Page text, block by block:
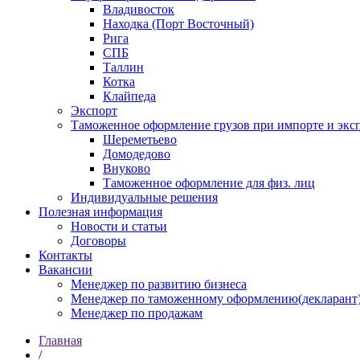
Владивосток
Находка (Порт Восточный)
Рига
СПБ
Таллин
Котка
Клайпеда
Экспорт
Таможенное оформление грузов при импорте и
Шереметьево
Домодедово
Внуково
Таможенное оформление для физ. лиц
Индивидуальные решения
Полезная информация
Новости и статьи
Договоры
Контакты
Вакансии
Менеджер по развитию бизнеса
Менеджер по таможенному
Менеджер по продажам
Главная
/